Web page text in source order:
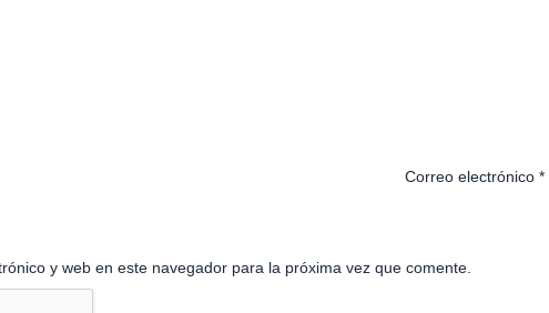
Correo electrónico*
y web en este navegador para la próxima vez que comente.